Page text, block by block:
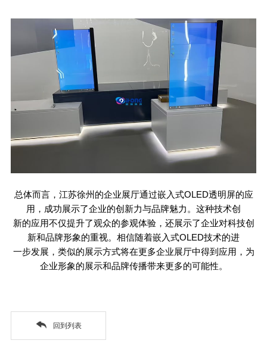
总体而言，江苏徐州的企业展厅通过嵌入式OLED透明屏的应
用，成功展示了企业的创新力与品牌魅力。这种技术创
新的应用不仅提升了观众的参观体验，还展示了企业对科技创
新和品牌形象的重视。相信随着嵌入式OLED技术的进
一步发展，类似的展示方式将在更多企业展厅中得到应用，为
企业形象的展示和品牌传播带来更多的可能性。
回到列表